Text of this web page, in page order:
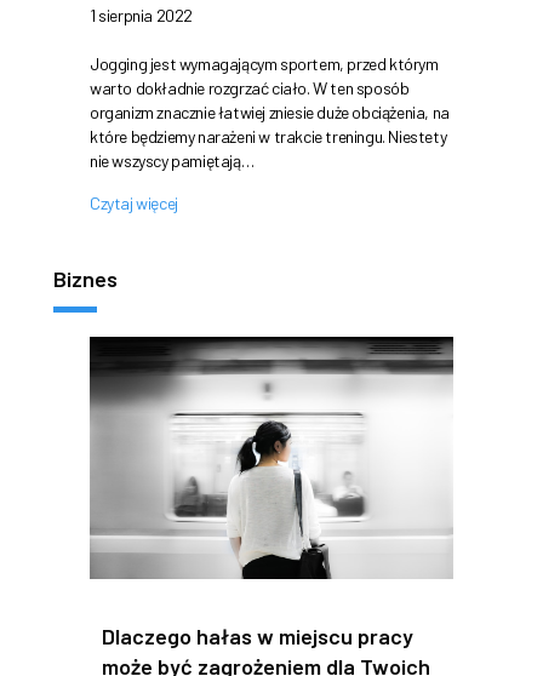
1 sierpnia 2022
Jogging jest wymagającym sportem, przed którym
warto dokładnie rozgrzać ciało. W ten sposób
organizm znacznie łatwiej zniesie duże obciążenia, na
które będziemy narażeni w trakcie treningu. Niestety
nie wszyscy pamiętają…
Czytaj więcej
Biznes
Dlaczego hałas w miejscu pracy
może być zagrożeniem dla Twoich